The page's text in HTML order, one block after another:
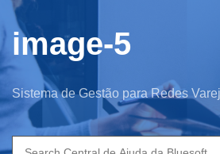
image-5
Sistema de Gestão para Redes
Search